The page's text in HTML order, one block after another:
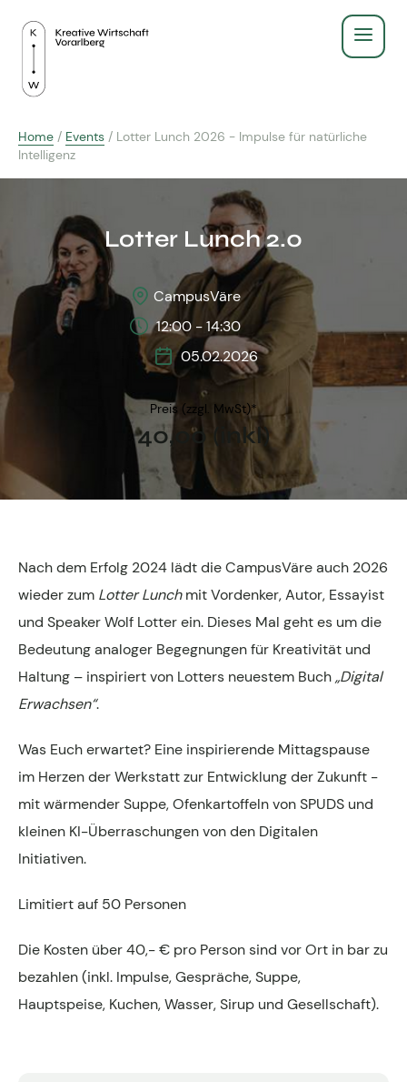
Service
Recht & Gesetz
Gründen & Werbeberufe
Agenturleitfaden
Zeigt eure Arbeit
Über Uns
Aus- & Weiterbildung
BildungsPlus Förderung
Lehre
Weiterbildungen
Fachgruppe
Kreativpreis 2025
Ausschuss - wir für euch
Fachgruppen-Büro
Kreativpreis
Agentur gesucht?
Sie suchen eine Agentur oder Kreativen für Ihre
individuelle Herausforderung. Hier finden Sie
Zum Agenturfinder
Mitglieder-Login
Anmeldung
Kreativpreis 2025
Kontakt zum Fachgruppenbüro der wkv
Home / Events / Lotter Lunch 2026 - Impulse für natürliche
Intelligenz
Lotter Lunch 2.0
CampusVäre
12:00 - 14:30
05.02.2026
Preis (zzgl. MwSt)*
40,00 (inkl)
Nach dem Erfolg 2024 lädt die CampusVäre auch 2026
wieder zum Lotter Lunchmit Vordenker, Autor, Essayist
und Speaker Wolf Lotter ein. Dieses Mal geht es um die
Bedeutung analoger Begegnungen für Kreativität und
Haltung – inspiriert von Lotters neuestem Buch„Digital
Erwachsen“.
Was Euch erwartet? Eine inspirierende Mittagspause
im Herzen der Werkstatt zur Entwicklung der Zukunft -
mit wärmender Suppe, Ofenkartoffeln von SPUDS und
kleinen KI-Überraschungen von den Digitalen
Initiativen.
Limitiert auf 50 Personen
Die Kosten über 40,- € pro Person sind vor Ort in bar zu
bezahlen (inkl. Impulse, Gespräche, Suppe,
Hauptspeise, Kuchen, Wasser, Sirup und Gesellschaft).